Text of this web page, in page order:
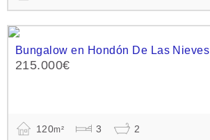
Bungalow en Hondón De Las Nieves
215.000€
120m² 3 2